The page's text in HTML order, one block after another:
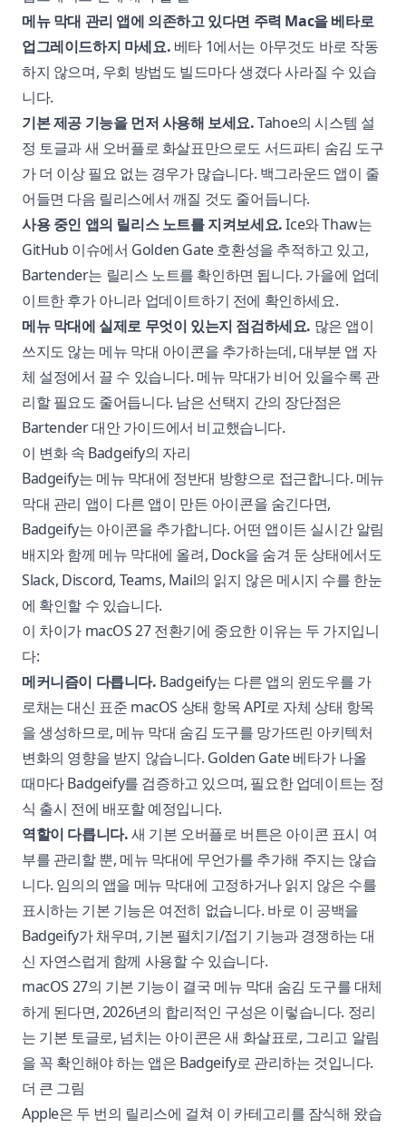
메뉴 막대 관리 앱에 의존하고 있다면 주력 Mac을 베타로
업그레이드하지 마세요. 베타 1에서는 아무것도 바로 작동
하지 않으며, 우회 방법도 빌드마다 생겼다 사라질 수 있습
니다.
기본 제공 기능을 먼저 사용해 보세요.Tahoe의 시스템 설
정 토글과 새 오버플로 화살표만으로도 서드파티 숨김 도구
가 더 이상 필요 없는 경우가 많습니다. 백그라운드 앱이 줄
어들면 다음 릴리스에서 깨질 것도 줄어듭니다.
사용 중인 앱의 릴리스 노트를 지켜보세요.Ice와 Thaw는
GitHub 이슈에서 Golden Gate 호환성을 추적하고 있고,
Bartender는 릴리스 노트를 확인하면 됩니다. 가을에 업데
이트한 후가 아니라 업데이트하기 전에 확인하세요.
메뉴 막대에 실제로 무엇이 있는지 점검하세요. 많은 앱이
쓰지도 않는 메뉴 막대 아이콘을 추가하는데, 대부분 앱 자
체 설정에서 끌 수 있습니다. 메뉴 막대가 비어 있을수록 관
리할 필요도 줄어듭니다. 남은 선택지 간의 장단점은
Bartender 대안 가이드에서 비교했습니다.
이 변화 속 Badgeify의 자리
Badgeify는 메뉴 막대에 정반대 방향으로 접근합니다. 메뉴
막대 관리 앱이 다른 앱이 만든 아이콘을 숨긴다면,
Badgeify는 아이콘을 추가합니다. 어떤 앱이든 실시간 알림
배지와 함께 메뉴 막대에 올려, Dock을 숨겨 둔 상태에서도
Slack, Discord, Teams, Mail의 읽지 않은 메시지 수를 한눈
에 확인할 수 있습니다.
이 차이가 macOS 27 전환기에 중요한 이유는 두 가지입니
다:
메커니즘이 다릅니다. Badgeify는 다른 앱의 윈도우를 가
로채는 대신 표준 macOS 상태 항목 API로 자체 상태 항목
을 생성하므로, 메뉴 막대 숨김 도구를 망가뜨린 아키텍처
변화의 영향을 받지 않습니다. Golden Gate 베타가 나올
때마다 Badgeify를 검증하고 있으며, 필요한 업데이트는 정
식 출시 전에 배포할 예정입니다.
역할이 다릅니다.새 기본 오버플로 버튼은 아이콘 표시 여
부를 관리할 뿐, 메뉴 막대에 무언가를 추가해 주지는 않습
니다. 임의의 앱을 메뉴 막대에 고정하거나 읽지 않은 수를
표시하는 기본 기능은 여전히 없습니다. 바로 이 공백을
Badgeify가 채우며, 기본 펼치기/접기 기능과 경쟁하는 대
신 자연스럽게 함께 사용할 수 있습니다.
macOS 27의 기본 기능이 결국 메뉴 막대 숨김 도구를 대체
하게 된다면, 2026년의 합리적인 구성은 이렇습니다. 정리
는 기본 토글로, 넘치는 아이콘은 새 화살표로, 그리고 알림
을 꼭 확인해야 하는 앱은 Badgeify로 관리하는 것입니다.
더 큰 그림
Apple은 두 번의 릴리스에 걸쳐 이 카테고리를 잠식해 왔습